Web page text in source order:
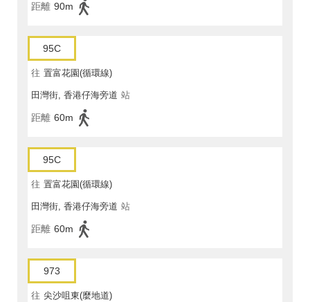
距離 90m
95C
往 置富花園(循環線)
田灣街, 香港仔海旁道 站
距離 60m
95C
往 置富花園(循環線)
田灣街, 香港仔海旁道 站
距離 60m
973
往 尖沙咀東(麼地道)